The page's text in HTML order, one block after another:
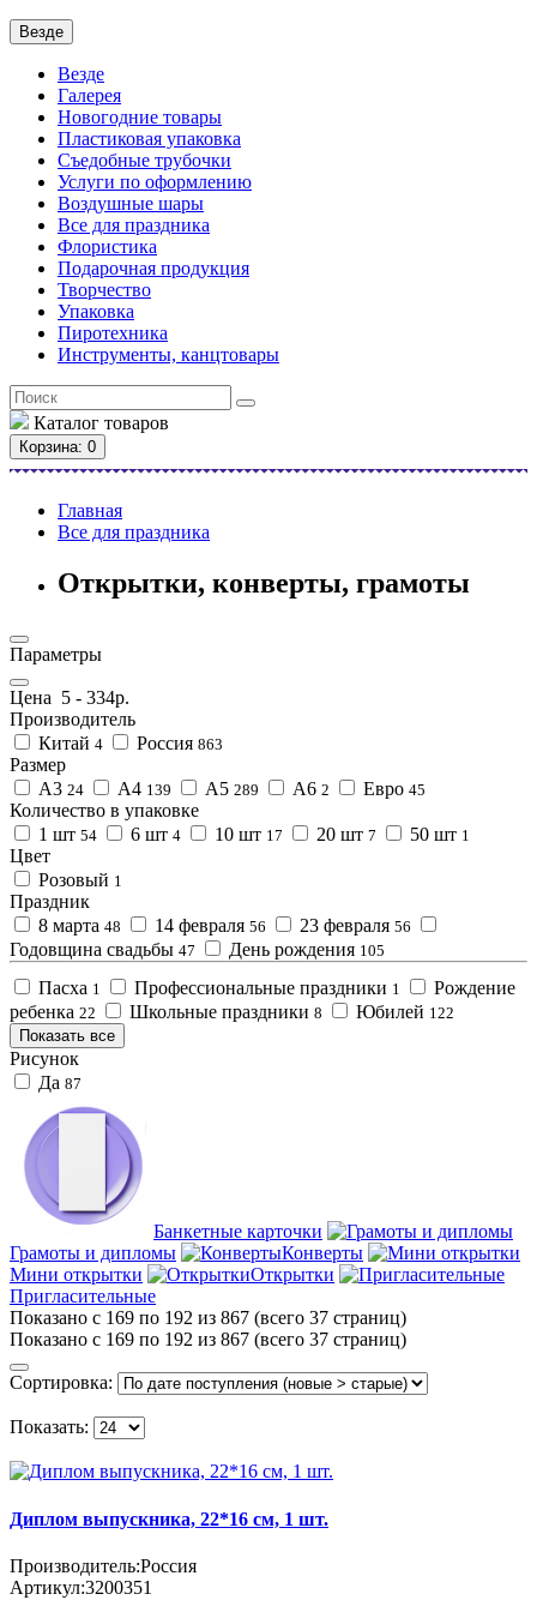
Везде
Везде
Галерея
Новогодние товары
Пластиковая упаковка
Съедобные трубочки
Услуги по оформлению
Воздушные шары
Все для праздника
Флористика
Подарочная продукция
Творчество
Упаковка
Пиротехника
Инструменты, канцтовары
Каталог товаров
Корзина: 0
Главная
Все для праздника
Открытки, конверты, грамоты
Параметры
Цена 5 - 334р.
Производитель
Китай 4 Россия 863
Размер
А3 24 А4 139 А5 289 А6 2 Евро 45
Количество в упаковке
1 шт 54 6 шт 4 10 шт 17 20 шт 7 50 шт 1
Цвет
Розовый 1
Праздник
8 марта 48 14 февраля 56 23 февраля 56
Годовщина свадьбы 47 День рождения 105
Пасха 1 Профессиональные праздники 1
Рождение
ребенка 22 Школьные праздники 8 Юбилей 122
Показать все
Рисунок
Да 87
Банкетные карточки
Грамоты и дипломы
Конверты
Мини открытки
Открытки
Пригласительные
Показано с 169 по 192 из 867 (всего 37 страниц)
Показано с 169 по 192 из 867 (всего 37 страниц)
Сортировка:
Показать:
Диплом выпускника, 22*16 см, 1 шт.
Производитель:Россия
Артикул:3200351